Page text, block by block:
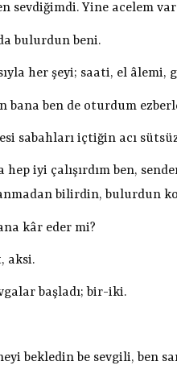
sevdiğimdi. Yine acelem
bulurdun beni.
her şeyi; saati, el âlemi,
bana ben de oturdum
sabahları içtiğin acı
iyi çalışırdım ben,
bilirdin, bulurdun
kâr eder mi?
aksi.
başladı; bir-iki.
bekledin be sevgili, ben